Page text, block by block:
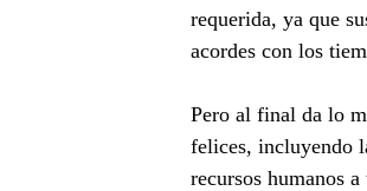
requerida, ya que
acordes con los
Pero al final da lo
felices, incluyendo
recursos humanos